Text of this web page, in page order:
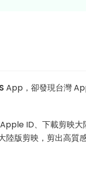
App，卻發現台灣
ID、下載剪映大
版剪映，剪出高質